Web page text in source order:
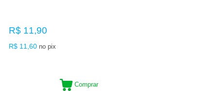
R$ 11,90
R$ 11,60 no pix
Comprar